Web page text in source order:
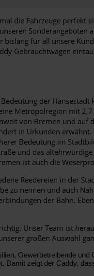
die Fahrzeuge perfekt
Sonderangeboten
bislang für all unsere
Gebrauchtwagen
der
Metropolregion mit
von Bremen und auf
in Urkunden erwähnt.
Bedeutung im
und das
ist auch die
Reedereien in der
zu nennen und auch
der Bahn.
Unser Team ist
großen Auswahl
Gewerbetreibende
zeigt der Caddy,